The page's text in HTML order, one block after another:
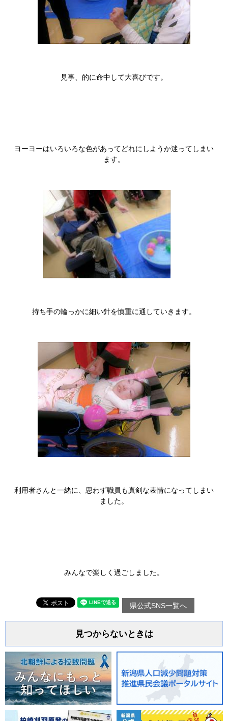
見事、的に命中して大喜びです。
ヨーヨーはいろいろな色があってどれにしようか迷ってしまい
ます。
持ち手の輪っかに細い針を慎重に通していきます。
利用者さんと一緒に、思わず職員も真剣な表情になってしまい
ました。
みんなで楽しく過ごしました。
県公式SNS一覧へ
見つからないときは